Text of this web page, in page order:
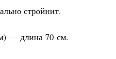
стройнит.
— длина 70 см.